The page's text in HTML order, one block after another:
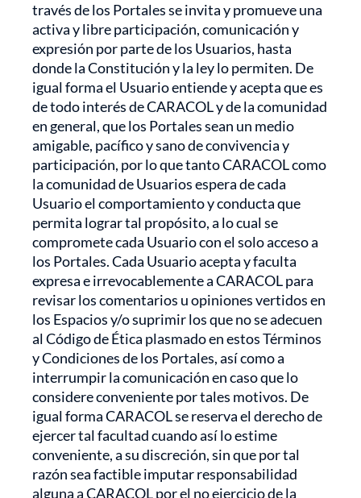
través de los Portales se invita y promueve una
activa y libre participación, comunicación y
expresión por parte de los Usuarios, hasta
donde la Constitución y la ley lo permiten. De
igual forma el Usuario entiende y acepta que es
de todo interés de CARACOL y de la comunidad
en general, que los Portales sean un medio
amigable, pacífico y sano de convivencia y
participación, por lo que tanto CARACOL como
la comunidad de Usuarios espera de cada
Usuario el comportamiento y conducta que
permita lograr tal propósito, a lo cual se
compromete cada Usuario con el solo acceso a
los Portales. Cada Usuario acepta y faculta
expresa e irrevocablemente a CARACOL para
revisar los comentarios u opiniones vertidos en
los Espacios y/o suprimir los que no se adecuen
al Código de Ética plasmado en estos Términos
y Condiciones de los Portales, así como a
interrumpir la comunicación en caso que lo
considere conveniente por tales motivos. De
igual forma CARACOL se reserva el derecho de
ejercer tal facultad cuando así lo estime
conveniente, a su discreción, sin que por tal
razón sea factible imputar responsabilidad
alguna a CARACOL por el no ejercicio de la